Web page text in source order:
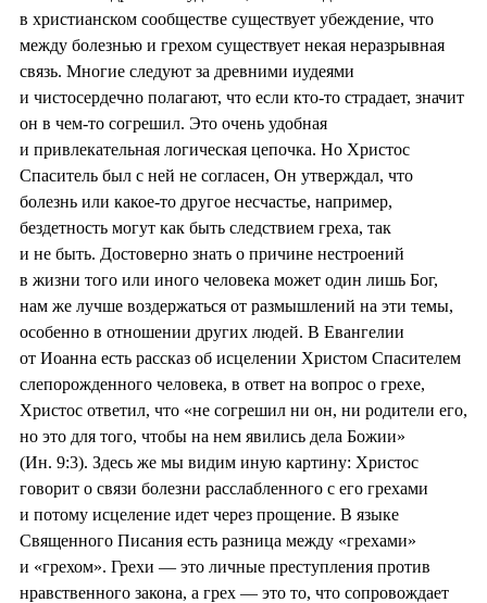
в христианском сообществе существует убеждение, что
между болезнью и грехом существует некая неразрывная
связь. Многие следуют за древними иудеями
и чистосердечно полагают, что если кто-то страдает, значит
он в чем-то согрешил. Это очень удобная
и привлекательная логическая цепочка. Но Христос
Спаситель был с ней не согласен, Он утверждал, что
болезнь или какое-то другое несчастье, например,
бездетность могут как быть следствием греха, так
и не быть. Достоверно знать о причине нестроений
в жизни того или иного человека может один лишь Бог,
нам же лучше воздержаться от размышлений на эти темы,
особенно в отношении других людей. В Евангелии
от Иоанна есть рассказ об исцелении Христом Спасителем
слепорожденного человека, в ответ на вопрос о грехе,
Христос ответил, что «не согрешил ни он, ни родители его,
но это для того, чтобы на нем явились дела Божии»
(Ин. 9:3). Здесь же мы видим иную картину: Христос
говорит о связи болезни расслабленного с его грехами
и потому исцеление идет через прощение. В языке
Священного Писания есть разница между «грехами»
и «грехом». Грехи — это личные преступления против
нравственного закона, а грех — это то, что сопровождает